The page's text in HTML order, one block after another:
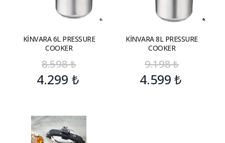
KİNVARA 6L PRESSURE
COOKER
8.598₺
4.299 ₺
KİNVARA 8L PRESSURE
COOKER
9.198₺
4.599₺